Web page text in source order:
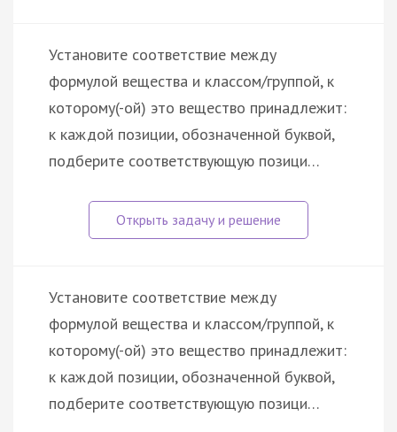
Установите соответствие между
формулой вещества и классом/группой, к
которому(-ой) это вещество принадлежит:
к каждой позиции, обозначенной буквой,
подберите соответствующую позици…
Установите соответствие между
формулой вещества и классом/группой, к
которому(-ой) это вещество принадлежит:
к каждой позиции, обозначенной буквой,
подберите соответствующую позици…